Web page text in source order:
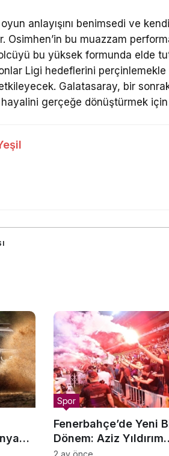
oyun anlayışını benimsedi ve
Osimhen’in bu muazzam
bu yüksek formunda elde
Ligi hedeflerini
etkileyecek. Galatasaray, bir
hayalini gerçeğe dönüştürmek
Fenerbahçe’de Yeni
Dönem: Aziz Yıldırım
Yeniden Başkan!
Spor
2 ay önce